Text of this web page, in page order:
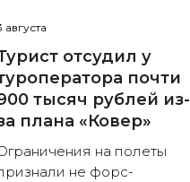
августа
отсудил у
почти
тысяч рублей из-
плана «Ковер»
на полеты
не форс-